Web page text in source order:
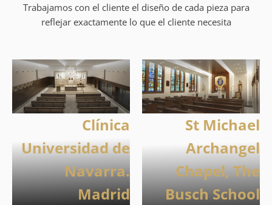
Trabajamos con el cliente el diseño de cada pieza para
reflejar exactamente lo que el cliente necesita
Clínica
Universidad de
Navarra.
Madrid
St Michael
Archangel
Chapel, The
Busch School